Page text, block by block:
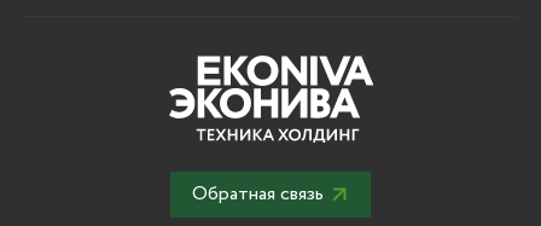
Обратная связь